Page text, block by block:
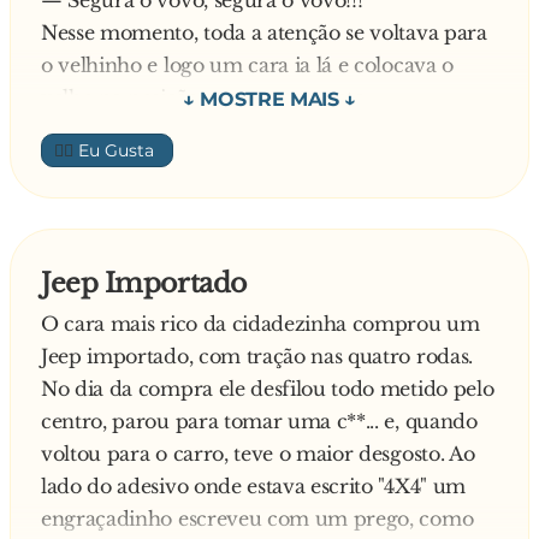
você, em vez de estudar em uma boa
Universidade é simplesmente uma alternativa
para a sua formação, já que nem tudo na vida
se aprende nos livros e na escola.
Às vezes eu percebo quão retrógrado eu posso
estar sendo quando interfiro em assuntos dessa
natureza e reconheço que estava errado.
gostaria de me redimir dizendo que o abençôo
para se casar com minha filha.
Um forte abraço!
Seu futuro sogro.
P.S.: Parabéns pelo acerto na Mega-Sena!
Nesse momento, toda a atenção se voltava para
o velhinho e logo um cara ia lá e colocava o
velho na posição certa novamente.
O ônibus fazia outra curva e lá ia o velhinho se
entortando todo, de novo.
E a galera novamente:
— Segura o vovô, segura o vovô!!!
posicionar o velhinho certinho no banco, mais
uma vez. E assim continou a viagem inteira, até
que lá pela décima vez quando berraram:
— Segura o vovô, segura o vovô!!!
O vovô implorou:
— Ahh, meus filhinhos, deixem o vovô, ao
menos uma vez, soltar um peidinho...
👍🏼
Jeep Importado
O cara mais rico da cidadezinha comprou um
Jeep importado, com tração nas quatro rodas.
No dia da compra ele desfilou todo metido pelo
centro, parou para tomar uma c**... e, quando
voltou para o carro, teve o maior desgosto. Ao
lado do adesivo onde estava escrito "4X4" um
engraçadinho escreveu com um prego, como